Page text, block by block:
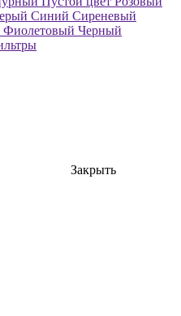
Синий Сиреневый
Фиолетовый Черный
Закрыть